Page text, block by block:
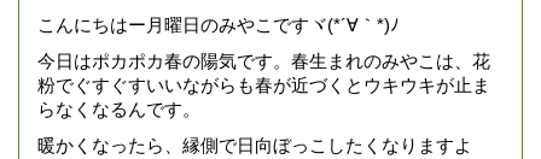
こんにちはー月曜日のみやこですヾ(*´∀｀*)ﾉ
今日はポカポカ春の陽気です。春生まれのみやこは、花
粉でぐすぐすいいながらも春が近づくとウキウキが止ま
らなくなるんです。
暖かくなったら、縁側で日向ぼっこしたくなりますよ